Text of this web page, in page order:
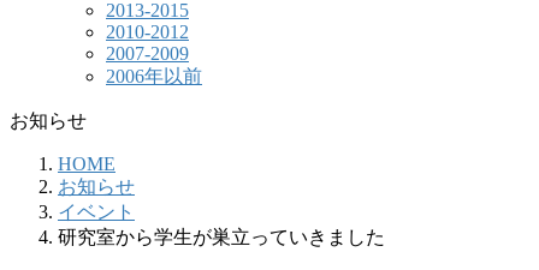
2013-2015
2010-2012
2007-2009
2006年以前
お知らせ
HOME
お知らせ
イベント
研究室から学生が巣立っていきました